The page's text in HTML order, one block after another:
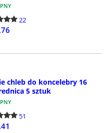
22
chleb do koncelebry 16
5 sztuk
51